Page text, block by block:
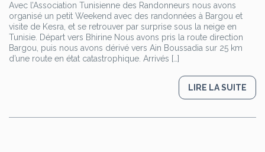
Avec l’Association Tunisienne des Randonneurs nous avons
organisé un petit Weekend avec des randonnées à Bargou et
visite de Kesra, et se retrouver par surprise sous la neige en
Tunisie. Départ vers Bhirine Nous avons pris la route direction
Bargou, puis nous avons dérivé vers Ain Boussadia sur 25 km
d’une route en état catastrophique. Arrivés […]
LIRE LA SUITE